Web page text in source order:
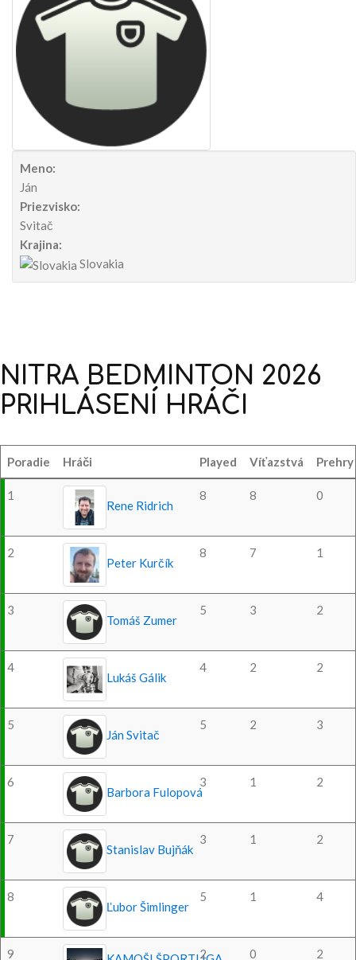
Meno:
Ján
Priezvisko:
Svitač
Krajina:
Slovakia
NITRA BEDMINTON 2026
PRIHLÁSENÍ HRÁČI
Poradie Hráči Played Víťazstvá Prehry
1
Rene Ridrich
8 8 0
2
Peter Kurčík
8 7 1
3
Tomáš Zumer
5 3 2
4
Lukáš Gálik
4 2 2
5
Ján Svitač
5 2 3
6
Barbora Fulopová
3 1 2
7
Stanislav Bujňák
3 1 2
8
Ľubor Šimlinger
5 1 4
9 2 0 2